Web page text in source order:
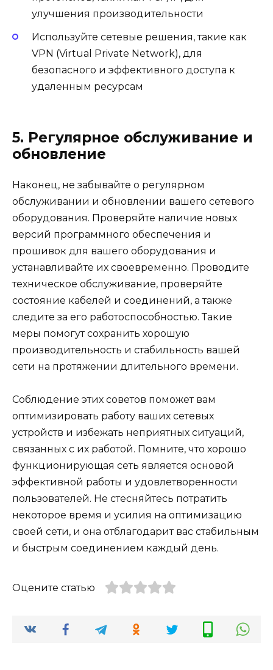
улучшения производительности
Используйте сетевые решения, такие как
VPN (Virtual Private Network), для
безопасного и эффективного доступа к
удаленным ресурсам
5. Регулярное обслуживание и
обновление
Наконец, не забывайте о регулярном
обслуживании и обновлении вашего сетевого
оборудования. Проверяйте наличие новых
версий программного обеспечения и
прошивок для вашего оборудования и
устанавливайте их своевременно. Проводите
техническое обслуживание, проверяйте
состояние кабелей и соединений, а также
следите за его работоспособностью. Такие
меры помогут сохранить хорошую
производительность и стабильность вашей
сети на протяжении длительного времени.
Соблюдение этих советов поможет вам
оптимизировать работу ваших сетевых
устройств и избежать неприятных ситуаций,
связанных с их работой. Помните, что хорошо
функционирующая сеть является основой
эффективной работы и удовлетворенности
пользователей. Не стесняйтесь потратить
некоторое время и усилия на оптимизацию
своей сети, и она отблагодарит вас стабильным
и быстрым соединением каждый день.
Оцените статью